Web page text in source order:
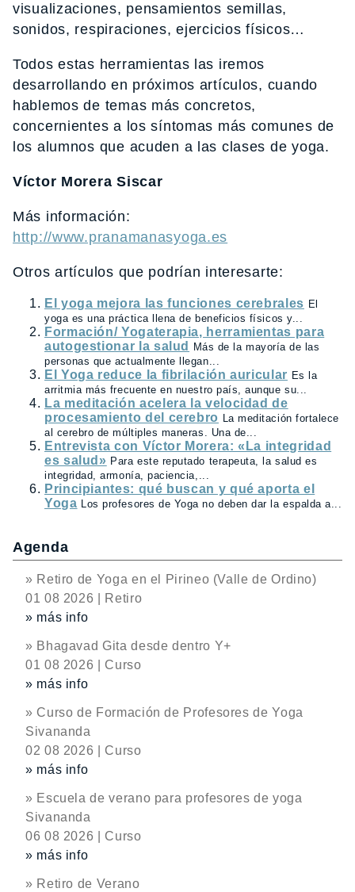
visualizaciones, pensamientos semillas,
sonidos, respiraciones, ejercicios físicos…
Todos estas herramientas las iremos
desarrollando en próximos artículos, cuando
hablemos de temas más concretos,
concernientes a los síntomas más comunes de
los alumnos que acuden a las clases de yoga.
Víctor Morera Siscar
Más información:
http://www.pranamanasyoga.es
Otros artículos que podrían interesarte:
El yoga mejora las funciones cerebrales El
yoga es una práctica llena de beneficios físicos y...
Formación/ Yogaterapia, herramientas para
autogestionar la salud
Más de la mayoría de las
personas que actualmente llegan...
El Yoga reduce la fibrilación auricular Es la
arritmia más frecuente en nuestro país, aunque su...
La meditación acelera la velocidad de
procesamiento del cerebro La meditación fortalece
al cerebro de múltiples maneras. Una de...
Entrevista con Víctor Morera: «La integridad
es salud» Para este reputado terapeuta, la salud es
integridad, armonía, paciencia,...
Principiantes: qué buscan y qué aporta el
Yoga Los profesores de Yoga no deben dar la espalda a...
Agenda
» Retiro de Yoga en el Pirineo (Valle de Ordino)
01 08 2026 | Retiro
» más info
» Bhagavad Gita desde dentro Y+
01 08 2026 | Curso
» más info
» Curso de Formación de Profesores de Yoga
Sivananda
02 08 2026 | Curso
» más info
» Escuela de verano para profesores de yoga
Sivananda
06 08 2026 | Curso
» más info
» Retiro de Verano